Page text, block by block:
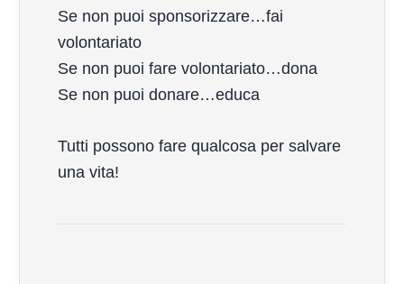
Se non puoi sponsorizzare…fai
volontariato
Se non puoi fare volontariato…dona
Se non puoi donare…educa
Tutti possono fare qualcosa per salvare
una vita!